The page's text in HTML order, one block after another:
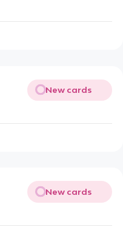
New cards
New cards